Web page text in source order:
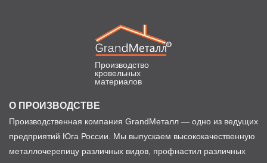
Производство
кровельных
материалов
О ПРОИЗВОДСТВЕ
Производственная компания GrandМеталл — одно из ведущих
предприятий Юга России. Мы выпускаем высококачественную
металлочерепицу различных видов, профнастил различных